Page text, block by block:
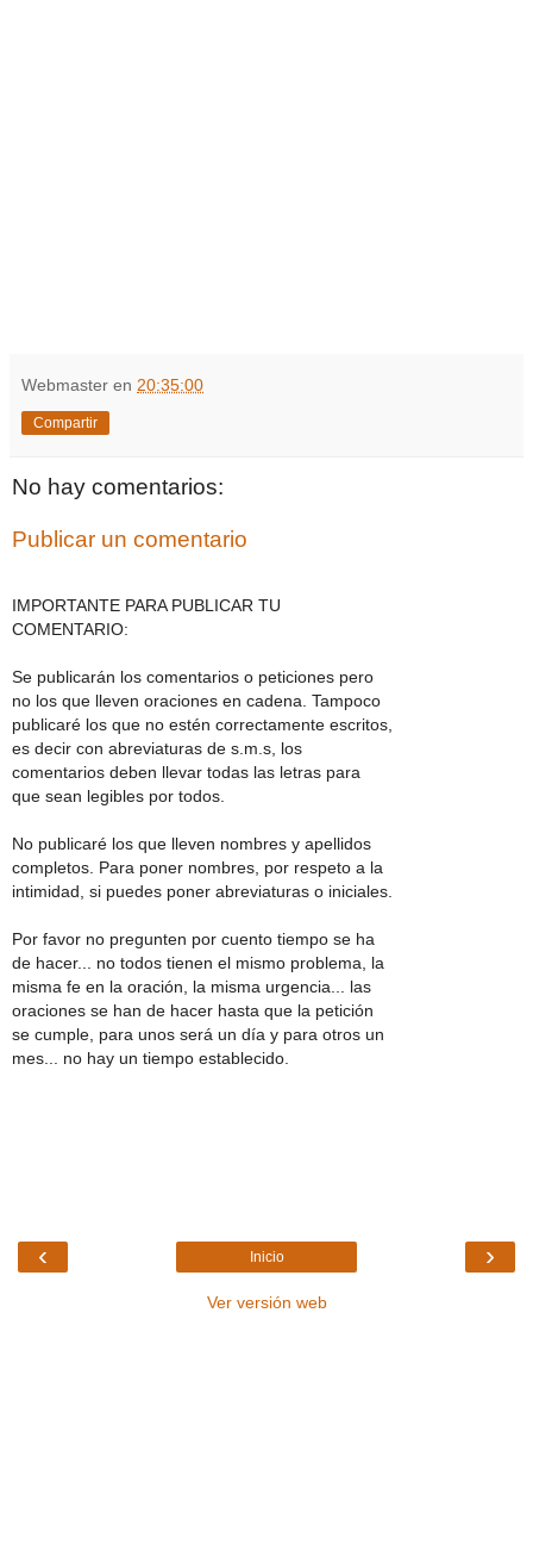
Webmaster en 20:35:00
Compartir
No hay comentarios:
Publicar un comentario
IMPORTANTE PARA PUBLICAR TU
COMENTARIO:
Se publicarán los comentarios o peticiones pero
no los que lleven oraciones en cadena. Tampoco
publicaré los que no estén correctamente escritos,
es decir con abreviaturas de s.m.s, los
comentarios deben llevar todas las letras para
que sean legibles por todos.
No publicaré los que lleven nombres y apellidos
completos. Para poner nombres, por respeto a la
intimidad, si puedes poner abreviaturas o iniciales.
Por favor no pregunten por cuento tiempo se ha
de hacer... no todos tienen el mismo problema, la
misma fe en la oración, la misma urgencia... las
oraciones se han de hacer hasta que la petición
se cumple, para unos será un día y para otros un
mes... no hay un tiempo establecido.
‹ ›
Inicio
Ver versión web